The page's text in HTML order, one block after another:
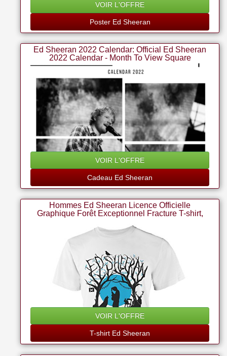
VOIR L'OFFRE
Poster Ed Sheeran
Ed Sheeran 2022 Calendar: Official Ed Sheeran
2022 Calendar - Month To View Square
Calendar: Original Danilo-kalender
[mehrsprachig] [kalender] (official Ed Sheeran
Calendar 2022)
VOIR L'OFFRE
Cadeau Ed Sheeran
Hommes Ed Sheeran Licence Officielle
Graphique Forêt Exceptionnel Fracture T-shirt,
Poitrine 49' - 122 Cm
VOIR L'OFFRE
T-shirt Ed Sheeran